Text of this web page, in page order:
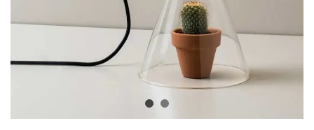
Medalla commemorativa Gaudí
2026 – Edició limitada
NOVETAT
Afegir a la cistella
149,00 €